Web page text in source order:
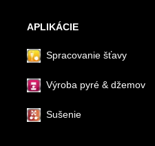
APLIKÁCIE
Spracovanie šťavy
Výroba pyré & džemov
Sušenie